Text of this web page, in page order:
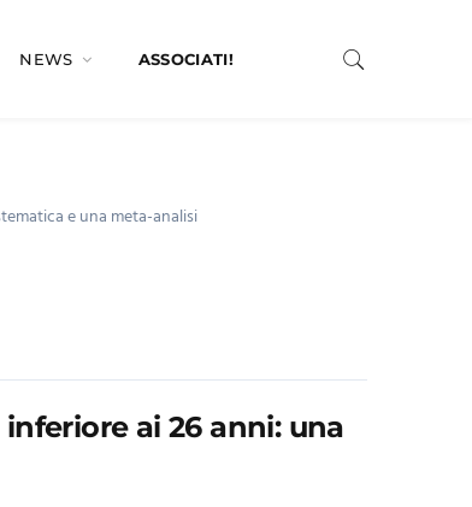
NEWS ASSOCIATI!
e una meta-analisi
ai 26 anni: una